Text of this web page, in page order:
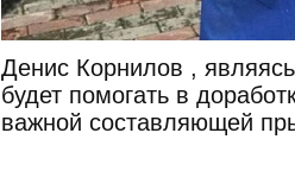
Денис Корнилов ,
будет помогать в
важной составляющей